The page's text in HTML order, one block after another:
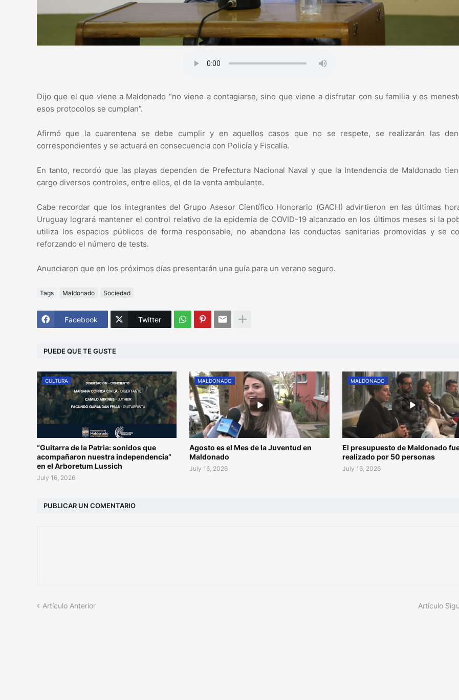
Dijo que el que viene a Maldonado “no viene a contagiarse, sino que viene a disfrutar con su familia y es
esos protocolos se cumplan”.
Afirmó que la cuarentena se debe cumplir y en aquellos casos que no se respete, se realizarán las
correspondientes y se actuará en consecuencia con Policía y Fiscalía.
En tanto, recordó que las playas dependen de Prefectura Nacional Naval y que la Intendencia de Maldonado
cargo diversos controles, entre ellos, el de la venta ambulante.
Cabe recordar que los integrantes del Grupo Asesor Científico Honorario (GACH) advirtieron en las últimas
Uruguay logrará mantener el control relativo de la epidemia de COVID-19 alcanzado en los últimos meses si la
utiliza los espacios públicos de forma responsable, no abandona las conductas sanitarias promovidas y se
reforzando el número de tests.
Anunciaron que en los próximos días presentarán una guía para un verano seguro.
Tags Maldonado Sociedad
Facebook Twitter
PUEDE QUE TE GUSTE
CULTURA
“Guitarra de la Patria: sonidos que
acompañaron nuestra independencia”
en el Arboretum Lussich
July 16, 2026
MALDONADO
Agosto es el Mes de la Juventud en
Maldonado
July 16, 2026
MALDONADO
El presupuesto de Maldonado
realizado por 50 personas
July 16, 2026
PUBLICAR UN COMENTARIO
Artículo Anterior Artículo